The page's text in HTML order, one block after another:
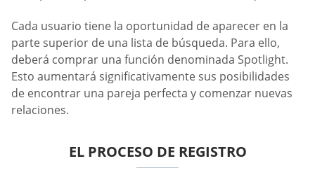
Cada usuario tiene la oportunidad de aparecer en la
parte superior de una lista de búsqueda. Para ello,
deberá comprar una función denominada Spotlight.
Esto aumentará significativamente sus posibilidades
de encontrar una pareja perfecta y comenzar nuevas
relaciones.
EL PROCESO DE REGISTRO